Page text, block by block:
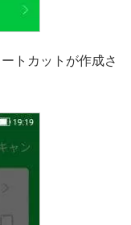
トカットが作成さ